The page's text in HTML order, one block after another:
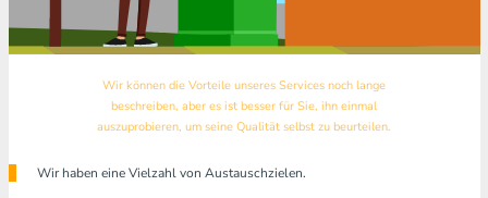
Wir können die Vorteile unseres Services noch lange
beschreiben, aber es ist besser für Sie, ihn einmal
auszuprobieren, um seine Qualität selbst zu beurteilen.
Wir haben eine Vielzahl von Austauschzielen.